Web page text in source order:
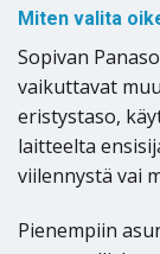
Miten valita
Sopivan
vaikuttavat
eristystaso,
laitteelta
viilennystä vai
Pienempiin